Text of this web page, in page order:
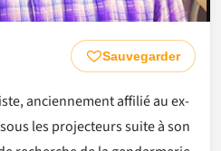
Sauvegarder
anciennement affilié au ex-
les projecteurs suite à son